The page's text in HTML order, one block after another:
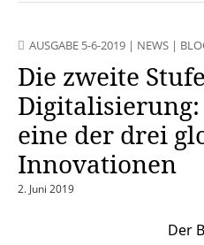
AUSGABE 5-6-2019 | NEWS |
Die zweite
eine der drei
Innovationen
2. Juni 2019
Der